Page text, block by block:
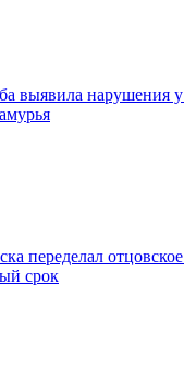
выявила нарушения
переделал
срок